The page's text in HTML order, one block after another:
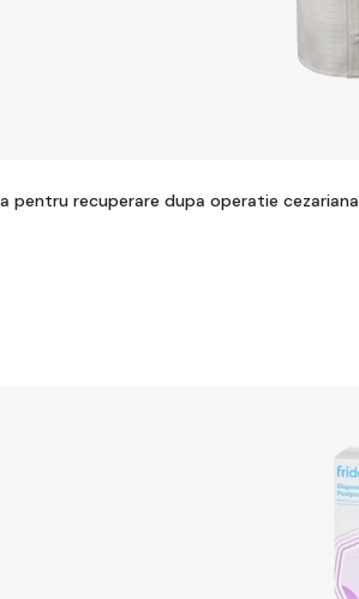
pentru recuperare dupa operatie cezariana